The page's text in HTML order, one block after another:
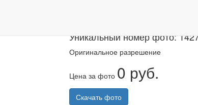
Казанский
Уникальный номер фото:
Оригинальное разрешение
Цена за фото 0 руб.
Скачать фото